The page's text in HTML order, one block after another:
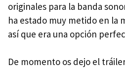
originales para la banda
ha estado muy metido en la
así que era una opción
De momento os dejo el